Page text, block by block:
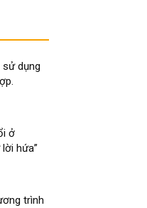
dụng
ở
hứa”
trình